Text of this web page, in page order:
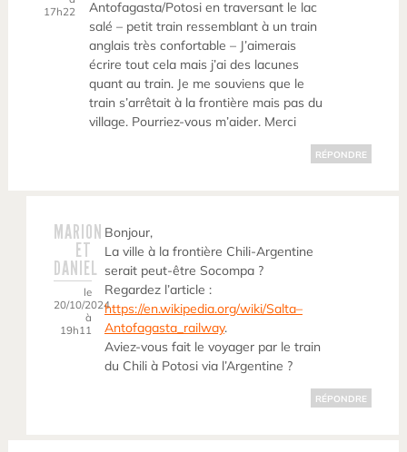
17h22
Antofagasta/Potosi en traversant le lac
salé – petit train ressemblant à un train
anglais très confortable – J’aimerais
écrire tout cela mais j’ai des lacunes
quant au train. Je me souviens que le
train s’arrêtait à la frontière mais pas du
village. Pourriez-vous m’aider. Merci
RÉPONDRE
MARION
ET
DANIEL
le
20/10/2024
à
19h11
Bonjour,
La ville à la frontière Chili-Argentine
serait peut-être Socompa ?
Regardez l’article :
https://en.wikipedia.org/wiki/Salta–
Antofagasta_railway.
Aviez-vous fait le voyager par le train
du Chili à Potosi via l’Argentine ?
RÉPONDRE